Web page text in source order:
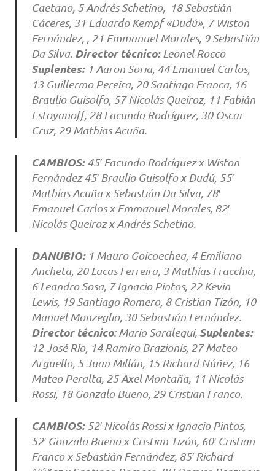
Caetano, 5 Andrés Schetino, 18 Sebastián
Cáceres, 31 Eduardo Kempf «Dudú», 7 Wiston
Fernández, , 21 Emmanuel Morales, 9 Sebastián
Da Silva. Director técnico:Leonel Rocco
Suplentes:1 Aaron Soria, 44 Emanuel Carlos,
13 Guillermo Pereira, 20 Santiago Franca, 16
Braulio Guisolfo, 57 Nicolás Queiroz, 11 Fabián
Estoyanoff, 28 Facundo Rodríguez, 30 Oscar
Cruz, 29 Mathías Acuña.
CAMBIOS: 45′ Facundo Rodríguez x Wiston
Fernández 45′ Braulio Guisolfo x Dudú, 55′
Mathías Acuña x Sebastián Da Silva, 78′
Emanuel Carlos x Emmanuel Morales, 82′
Nicolás Queiroz x Andrés Schetino.
DANUBIO:1 Mauro Goicoechea, 4 Emiliano
Ancheta, 20 Lucas Ferreira, 3 Mathías Fracchia,
6 Leandro Sosa, 7 Ignacio Pintos, 22 Kevin
Lewis, 19 Santiago Romero, 8 Cristian Tizón, 10
Manuel Monzeglio, 30 Sebastián Fernández.
Director técnico: Mario Saralegui,Suplentes:
12 José Río, 14 Ramiro Brazionis, 27 Mateo
Arguello, 5 Juan Millán, 15 Richard Núñez, 16
Mateo Peralta, 25 Axel Montaña, 11 Nicolás
Rossi, 18 Gonzalo Bueno, 29 Cristian Franco.
CAMBIOS:52′ Nicolás Rossi x Ignacio Pintos,
52′ Gonzalo Bueno x Cristian Tizón, 60′ Cristian
Franco x Sebastián Fernández, 85′ Richard